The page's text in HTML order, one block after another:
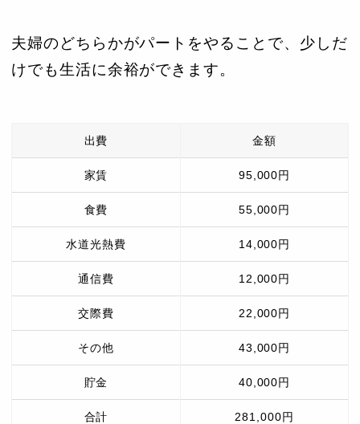
夫婦のどちらかがパートをやることで、少しだ
けでも生活に余裕ができます。
出費 金額
家賃 95,000円
食費 55,000円
水道光熱費 14,000円
通信費 12,000円
交際費 22,000円
その他 43,000円
貯金 40,000円
合計 281,000円